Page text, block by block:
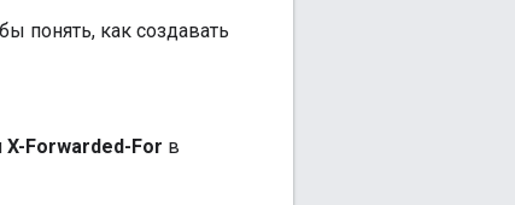
понять, как создавать
X-Forwarded-For в